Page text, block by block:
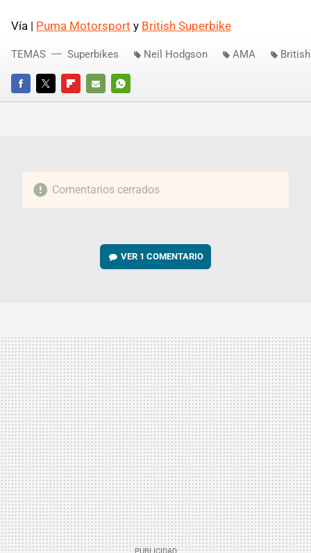
Vía | Puma Motorsport y British Superbike
FACEBOOKTWITTERFLIPBOARD
E-
WHATSAPP
TEMAS Superbikes Neil Hodgson AMA
Comentarios cerrados
VER 1 COMENTARIO